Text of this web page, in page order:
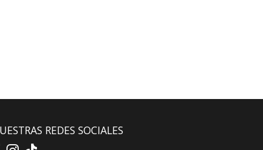
REDES SOCIALES